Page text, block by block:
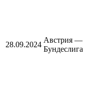
28.09.2024
Австрия —
Бундеслига